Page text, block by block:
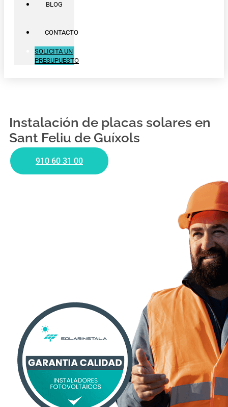
BLOG
CONTACTO
SOLICITA UN
PRESUPUESTO
Instalación de placas solares en
Sant Feliu de Guíxols
910 60 31 00